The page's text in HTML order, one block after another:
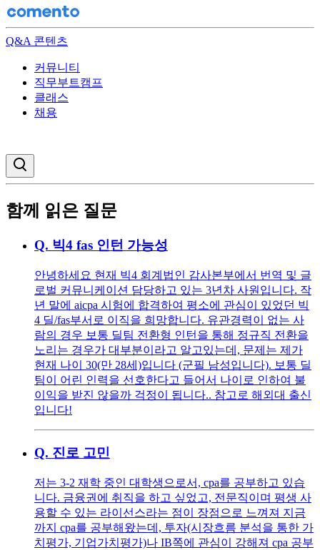
Q&A 콘텐츠
커뮤니티
직무부트캠프
클래스
채용
함께 읽은 질문
Q. 빅4 fas 인턴 가능성
안녕하세요 현재 빅4 회계법인 감사본부에서 번역 및 글
로벌 커뮤니케이션 담당하고 있는 3년차 사원입니다. 작
년 말에 aicpa 시험에 합격하여 평소에 관심이 있었던 빅
4 딜/fas부서로 이직을 희망합니다. 유관경력이 없는 사
람의 경우 보통 딜팀 전환형 인턴을 통해 정규직 전환을
노리는 경우가 대부분이라고 알고있는데, 문제는 제가
현재 나이 30(만 28세)입니다 (군필 남성입니다). 보통 딜
팀이 어린 인력을 선호한다고 들어서 나이로 인하여 불
이익을 받진 않을까 걱정이 됩니다.. 참고로 해외대 출신
입니다!
Q. 진로 고민
저는 3-2 재학 중인 대학생으로서, cpa를 공부하고 있습
니다. 금융권에 취직을 하고 싶었고, 전문직이며 평생 사
용할 수 있는 라이선스라는 점이 장점으로 느껴져 지금
까지 cpa를 공부해왔는데, 투자(시장흐름 분석을 통한 가
치평가, 기업가치평가)나 IB쪽에 관심이 강해져 cpa 공부